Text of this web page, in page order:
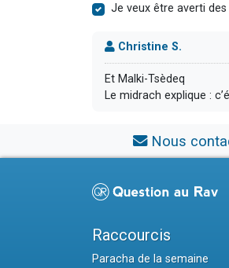
Je veux être averti
Christine S.
Et Malki-Tsèdeq
Le midrach explique :
Nous
Raccourcis
Paracha de la semaine